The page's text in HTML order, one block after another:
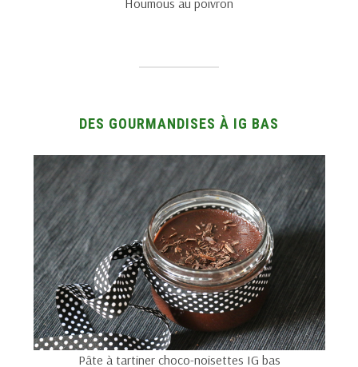
DES GOURMANDISES À IG BAS
Pâte à tartiner choco-noisettes IG bas